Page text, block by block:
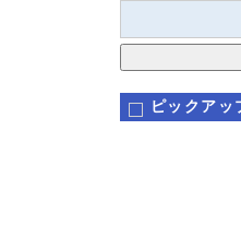
ピックアッ